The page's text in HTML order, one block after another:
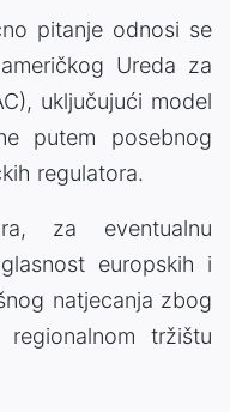
pitanje odnosi se
Ureda za
uključujući model
putem posebnog
regulatora.
za eventualnu
europskih i
natjecanja zbog
tržištu